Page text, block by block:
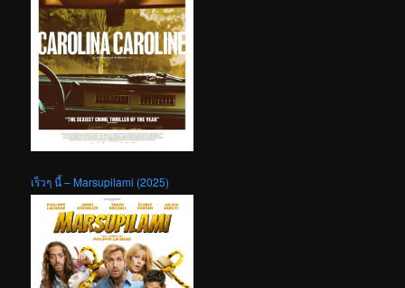
เร็วๆ นี้ – Marsupilami (2025)